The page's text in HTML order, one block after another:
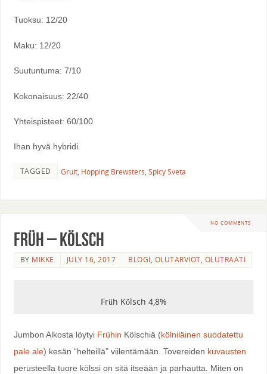
Tuoksu: 12/20
Maku: 12/20
Suutuntuma: 7/10
Kokonaisuus: 22/40
Yhteispisteet: 60/100
Ihan hyvä hybridi.
TAGGED Gruit, Hopping Brewsters, Spicy Sveta
NO COMMENTS
Früh – Kölsch
BY MIKKE JULY 16, 2017 BLOGI, OLUTARVIOT, OLUTRAATI
Früh Kölsch 4,8%
Jumbon Alkosta löytyi Frühin Kölschiä (kölniläinen suodatettu
pale ale) kesän “helteillä” viilentämään. Tovereiden kuvausten
perusteella tuore kölssi on sitä itseään ja parhautta. Miten on